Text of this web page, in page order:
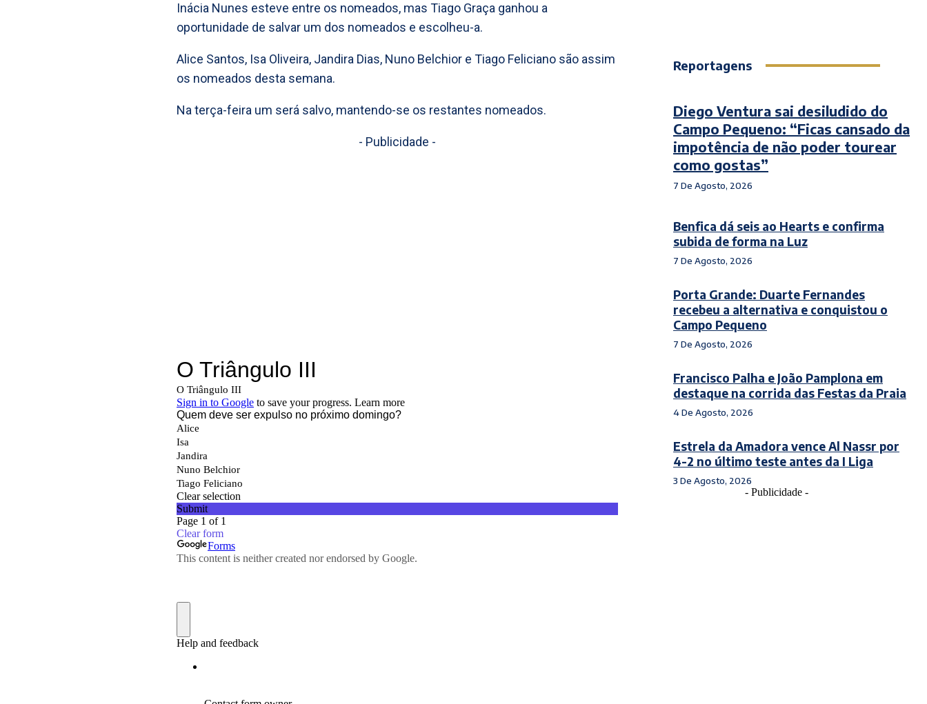
Inácia Nunes esteve entre os nomeados, mas Tiago Graça ganhou a
oportunidade de salvar um dos nomeados e escolheu-a.
Alice Santos, Isa Oliveira, Jandira Dias, Nuno Belchior e Tiago Feliciano são assim
os nomeados desta semana.
Na terça-feira um será salvo, mantendo-se os restantes nomeados.
- Publicidade -
Reportagens
Diego Ventura sai desiludido do
Campo Pequeno: “Ficas cansado da
impotência de não poder tourear
como gostas”
7 De Agosto, 2026
Benfica dá seis ao Hearts e confirma
subida de forma na Luz
7 De Agosto, 2026
Porta Grande: Duarte Fernandes
recebeu a alternativa e conquistou o
Campo Pequeno
7 De Agosto, 2026
Francisco Palha e João Pamplona em
destaque na corrida das Festas da Praia
4 De Agosto, 2026
Estrela da Amadora vence Al Nassr por
4-2 no último teste antes da I Liga
3 De Agosto, 2026
- Publicidade -